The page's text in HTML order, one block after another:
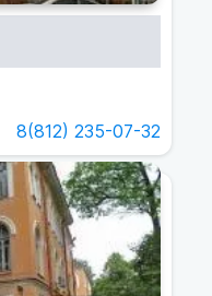
8(812) 235-07-32